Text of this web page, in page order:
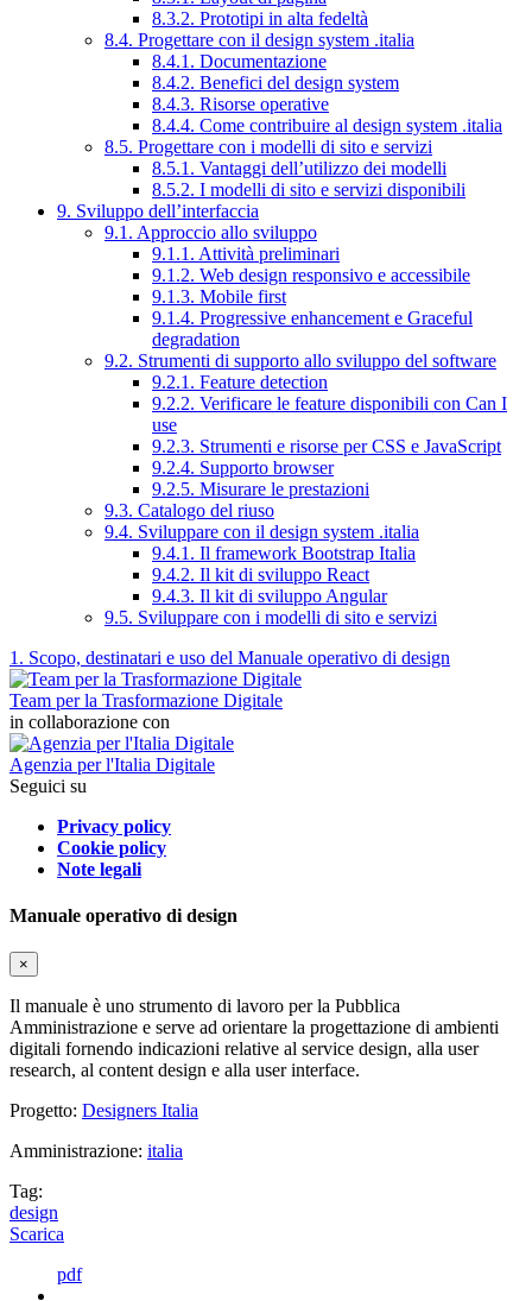
8.3.2. Prototipi in alta fedeltà
8.4. Progettare con il design system .italia
8.4.1. Documentazione
8.4.2. Benefici del design system
8.4.3. Risorse operative
8.4.4. Come contribuire al design system .italia
8.5. Progettare con i modelli di sito e servizi
8.5.1. Vantaggi dell’utilizzo dei modelli
8.5.2. I modelli di sito e servizi disponibili
9. Sviluppo dell’interfaccia
9.1. Approccio allo sviluppo
9.1.1. Attività preliminari
9.1.2. Web design responsivo e accessibile
9.1.3. Mobile first
9.1.4. Progressive enhancement e Graceful
degradation
9.2. Strumenti di supporto allo sviluppo del software
9.2.1. Feature detection
9.2.2. Verificare le feature disponibili con Can I
use
9.2.3. Strumenti e risorse per CSS e JavaScript
9.2.4. Supporto browser
9.2.5. Misurare le prestazioni
9.3. Catalogo del riuso
9.4. Sviluppare con il design system .italia
9.4.1. Il framework Bootstrap Italia
9.4.2. Il kit di sviluppo React
9.4.3. Il kit di sviluppo Angular
9.5. Sviluppare con i modelli di sito e servizi
1. Scopo, destinatari e uso del Manuale operativo di design
Team per la Trasformazione Digitale
in collaborazione con
Agenzia per l'Italia Digitale
Seguici su
Privacy policy
Cookie policy
Note legali
Manuale operativo di design
×
Il manuale è uno strumento di lavoro per la Pubblica
Amministrazione e serve ad orientare la progettazione di ambienti
digitali fornendo indicazioni relative al service design, alla user
research, al content design e alla user interface.
Progetto: Designers Italia
Amministrazione: italia
Tag:
design
Scarica
pdf